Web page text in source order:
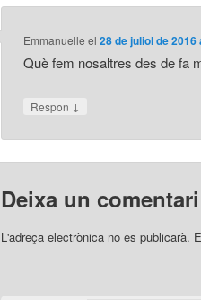
Emmanuelle el28 de juliol de 2016
Què fem nosaltres des de fa
Respon ↓
Deixa un comentari
L'adreça electrònica no es publicarà.